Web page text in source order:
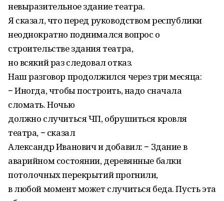
невыразительное здание театра.
Я сказал, что перед руководством республики
неоднократно поднимался вопрос о
строительстве здания театра,
но всякий раз следовал отказ.
Наш разговор продолжился через три месяца:
− Иногда, чтобы построить, надо сначала
сломать. Ночью
должно случиться ЧП, обрушиться кровля
театра, − сказал
Александр Иванович и добавил: − Здание в
аварийном состоянии, деревянные балки
потолочных перекрытий прогнили,
в любой момент может случиться беда. Пусть эта